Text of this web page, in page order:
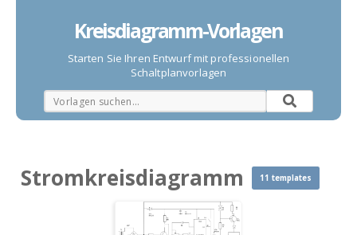
Kreisdiagramm-Vorlagen
Starten Sie Ihren Entwurf mit professionellen
Schaltplanvorlagen
Stromkreisdiagramm 11 templates